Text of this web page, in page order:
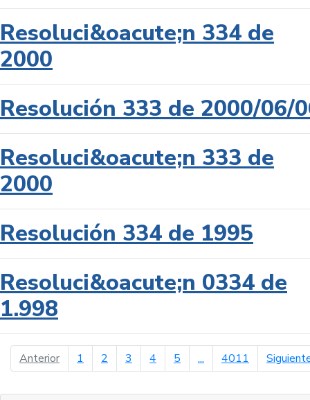
Resoluci&oacute;n 334 de
2000
Resolución 333 de 2000/06/
Resoluci&oacute;n 333 de
2000
Resolución 334 de 1995
Resoluci&oacute;n 0334 de
1.998
Anteriorpágina anterior
1 2 3 4 5 ... 4011